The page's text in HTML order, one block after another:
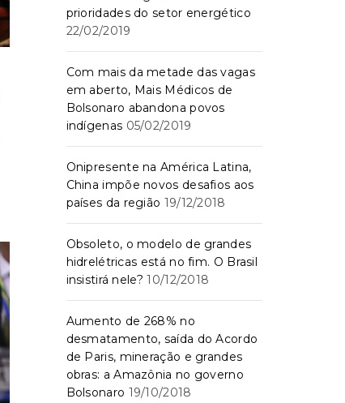
prioridades do setor energético
22/02/2019
Com mais da metade das vagas
em aberto, Mais Médicos de
Bolsonaro abandona povos
indígenas 05/02/2019
Onipresente na América Latina,
China impõe novos desafios aos
países da região 19/12/2018
Obsoleto, o modelo de grandes
hidrelétricas está no fim. O Brasil
insistirá nele? 10/12/2018
Aumento de 268% no
desmatamento, saída do Acordo
de Paris, mineração e grandes
obras: a Amazônia no governo
Bolsonaro 19/10/2018